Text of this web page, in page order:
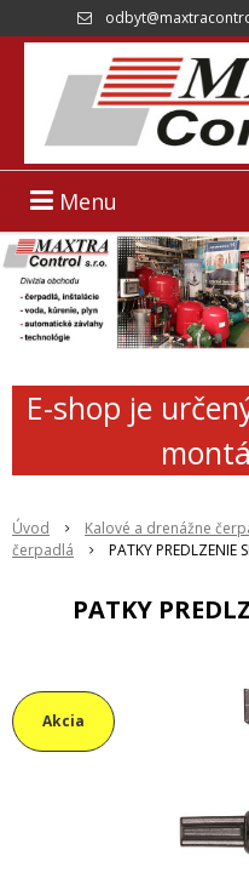
Menu
E-shop je
Úvod Kalové a drenážne
čerpadlá
PATKY PREDLZENIE
PATKY
Akcia